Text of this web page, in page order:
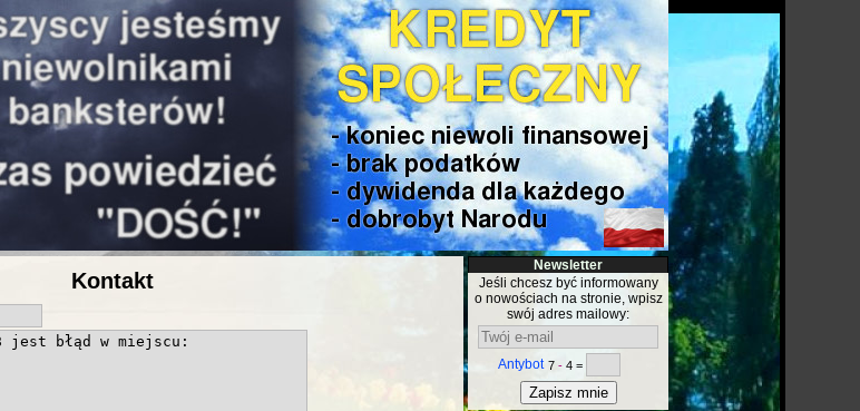
Kontakt
Newsletter
Jeśli chcesz być informowany
o nowościach na stronie, wpisz
swój adres mailowy:
Antybot 7 - 4 =